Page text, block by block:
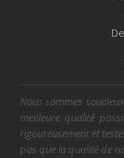
Nous sommes
meilleure qualité
rigoureusement et
pas que la qualité de